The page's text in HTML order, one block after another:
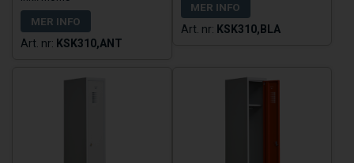
MER INFO
KSK310,ANT
MER INFO
KSK310,BLA